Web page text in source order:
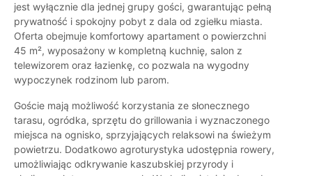
jest wyłącznie dla jednej grupy gości, gwarantując pełną
prywatność i spokojny pobyt z dala od zgiełku miasta.
Oferta obejmuje komfortowy apartament o powierzchni
45 m², wyposażony w kompletną kuchnię, salon z
telewizorem oraz łazienkę, co pozwala na wygodny
wypoczynek rodzinom lub parom.
Goście mają możliwość korzystania ze słonecznego
tarasu, ogródka, sprzętu do grillowania i wyznaczonego
miejsca na ognisko, sprzyjających relaksowi na świeżym
powietrzu. Dodatkowo agroturystyka udostępnia rowery,
umożliwiając odkrywanie kaszubskiej przyrody i